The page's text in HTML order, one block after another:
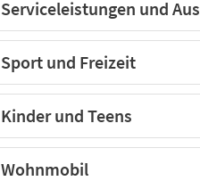
Serviceleistungen und
Sport und Freizeit
Kinder und Teens
Wohnmobil